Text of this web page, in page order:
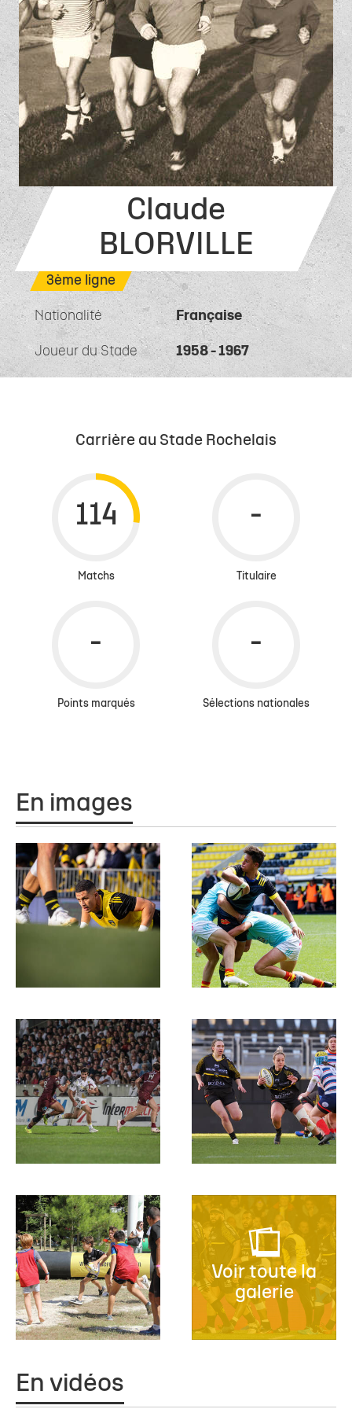
Claude
BLORVILLE
3ème ligne
Nationalité Française
Joueur du Stade 1958 - 1967
Carrière au Stade Rochelais
Matchs Titulaire
Points marqués Sélections nationales
En images
Voir toute la
galerie
En vidéos